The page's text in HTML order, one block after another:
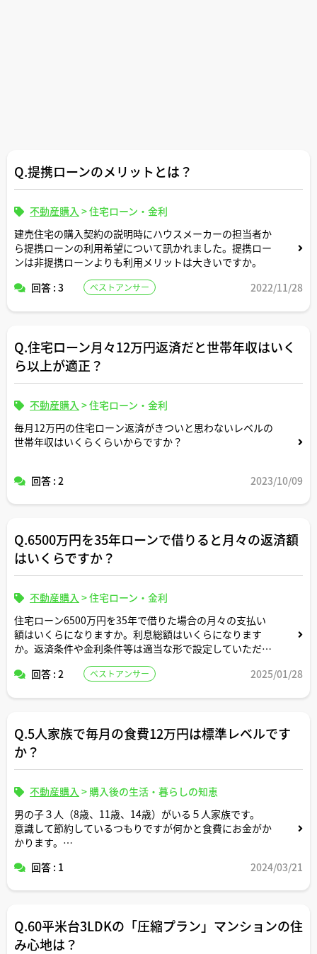
Q.提携ローンのメリットとは？
不動産購入 >住宅ローン・金利
建売住宅の購入契約の説明時にハウスメーカーの担当者か
ら提携ローンの利用希望について訊かれました。提携ロー
ンは非提携ローンよりも利用メリットは大きいですか。
回答 : 3
ベストアンサー 2022/11/28
Q.住宅ローン月々12万円返済だと世帯年収はいく
ら以上が適正？
不動産購入 >住宅ローン・金利
毎月12万円の住宅ローン返済がきついと思わないレベルの
世帯年収はいくらくらいからですか？
回答 : 2 2023/10/09
Q.6500万円を35年ローンで借りると月々の返済額
はいくらですか？
不動産購入 >住宅ローン・金利
住宅ローン6500万円を35年で借りた場合の月々の支払い
額はいくらになりますか。利息総額はいくらになります
か。返済条件や金利条件等は適当な形で設定していただい
ミュレーションを記載いただけると助かります。よろしく
回答 : 2 ベストアンサー 2025/01/28
Q.5人家族で毎月の食費12万円は標準レベルです
か？
不動産購入 > 購入後の生活・暮らしの知恵
男の子３人（8歳、11歳、14歳）がいる５人家族です。
意識して節約しているつもりですが何かと食費にお金がか
かります。
回答 : 1 2024/03/21
Q.60平米台3LDKの「圧縮プラン」マンションの住
み心地は？